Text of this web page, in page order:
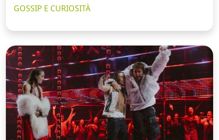
GOSSIP E CURIOSITÀ